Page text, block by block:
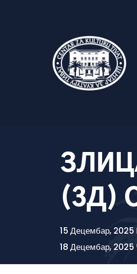
(3Д)
15 Децембар,
18 Децембар, 2025